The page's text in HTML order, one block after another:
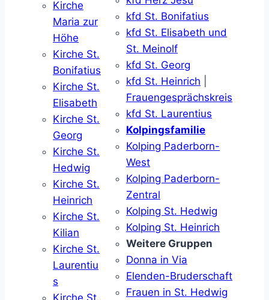
Kirche
Maria zur
Höhe
Kirche St.
Bonifatius
Kirche St.
Elisabeth
Kirche St.
Georg
Kirche St.
Hedwig
Kirche St.
Heinrich
Kirche St.
Kilian
Kirche St.
Laurentiu
s
Kirche St.
kfd St. Bonifatius
kfd St. Elisabeth und
St. Meinolf
kfd St. Georg
kfd St. Heinrich
Frauengesprächskreis
kfd St. Laurentius
Kolpingsfamilie
Kolping Paderborn-
West
Kolping Paderborn-
Zentral
Kolping St. Hedwig
Kolping St. Heinrich
Weitere Gruppen
Donna in Via
Elenden-Bruderschaft
Frauen in St. Hedwig